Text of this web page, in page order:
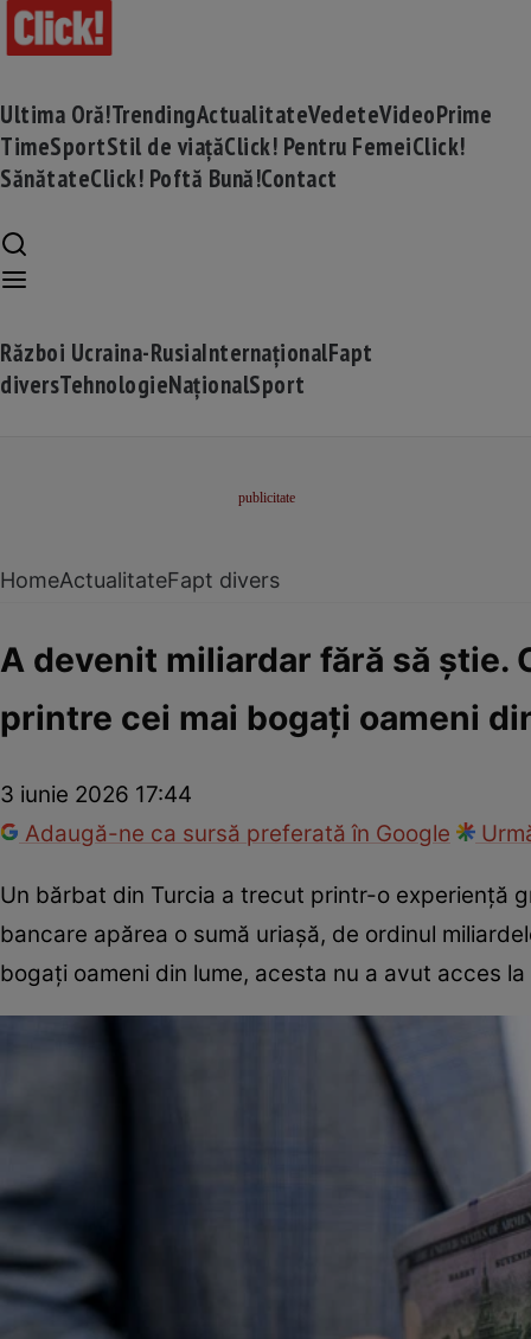
Ultima Oră!TrendingActualitateVedeteVideoPrime
TimeSportStil de viațăClick! Pentru FemeiClick!
SănătateClick! Poftă Bună!Contact
Război Ucraina-RusiaInternaționalFapt
diversTehnologieNaționalSport
HomeActualitateFapt divers
A devenit miliardar fără să știe.
printre cei mai bogați oameni
3 iunie 2026 17:44
Adaugă-ne ca sursă preferată în Google
Un bărbat din Turcia a trecut printr-o experiență
bancare apărea o sumă uriașă, de ordinul
bogați oameni din lume, acesta nu a avut acces